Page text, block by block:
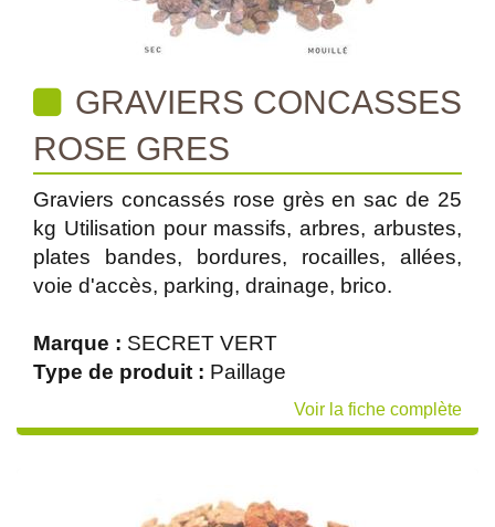
GRAVIERS CONCASSES
ROSE GRES
Graviers concassés rose grès en sac de 25
kg Utilisation pour massifs, arbres, arbustes,
plates bandes, bordures, rocailles, allées,
voie d'accès, parking, drainage, brico.
Marque : SECRET VERT
Type de produit : Paillage
Voir la fiche complète